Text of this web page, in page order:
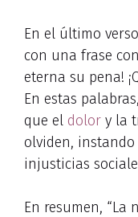
En el último
con una frase
eterna su pena!
En estas
que el dolor y la
olviden,
injusticias
En resumen, “La